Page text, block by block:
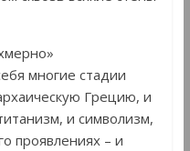
многие стадии
Грецию, и
и символизм,
проявлениях – и